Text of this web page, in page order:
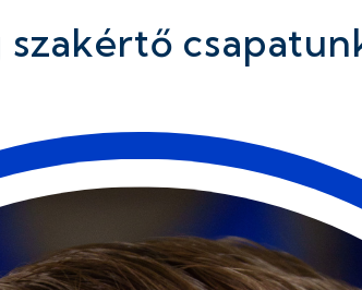
szakértő